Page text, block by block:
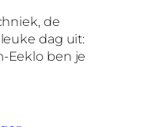
de
dag uit:
Eeklo ben je